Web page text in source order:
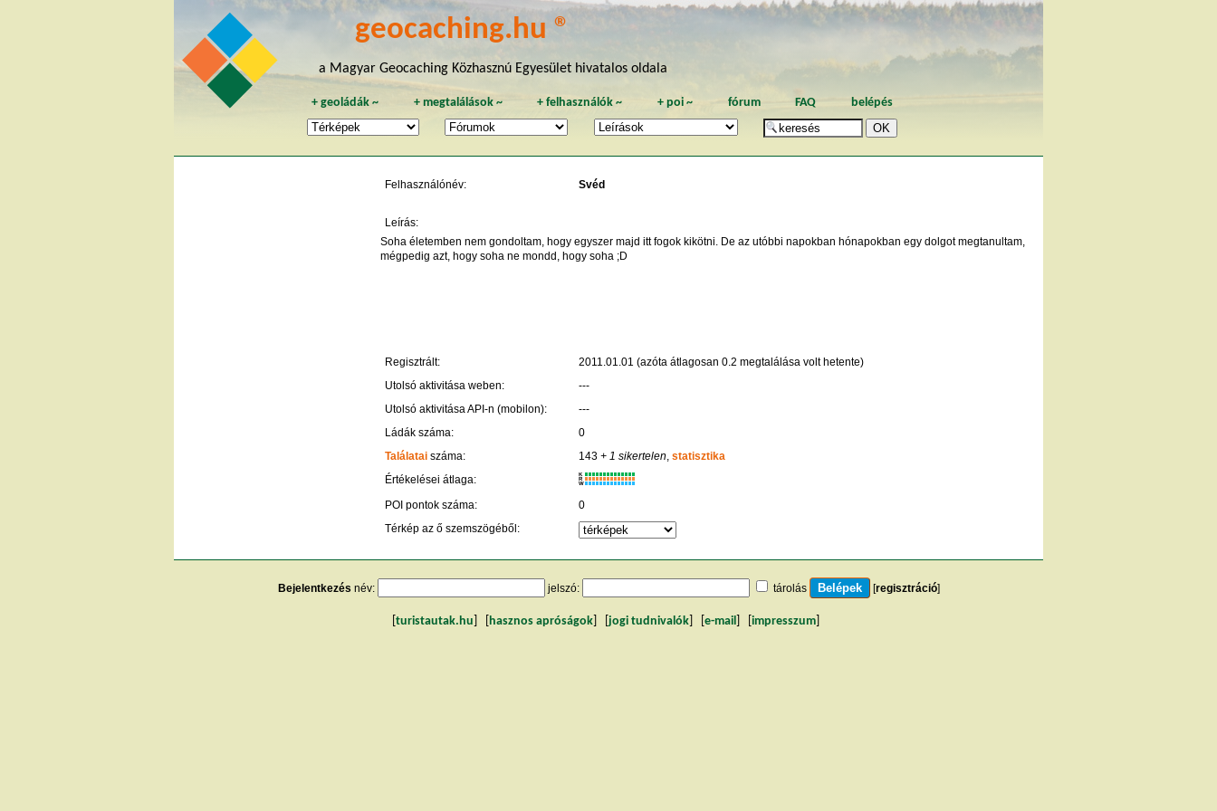
geocaching.hu ®
a Magyar Geocaching Közhasznú Egyesület hivatalos oldala
+geoládák ~ + megtalálások~ +felhasználók ~ + poi~ fórum FAQ belépés
Felhasználónév: Svéd
Leírás:
Soha életemben nem gondoltam, hogy egyszer majd itt fogok kikötni. De az utóbbi napokban hónapokban egy dolgot megtanultam,
mégpedig azt, hogy soha ne mondd, hogy soha ;D
Regisztrált:
2011.01.01 (azóta átlagosan 0.2 megtalálása volt hetente)
Utolsó aktivitása weben:
---
Utolsó aktivitása API-n (mobilon):
---
Ládák száma:
0
Találatai száma: 143+ 1 sikertelen, statisztika
Értékelései átlaga:
K
R
W
POI pontok száma:
0
Térkép az ő szemszögéből:
Bejelentkezés név: jelszó: tárolás [regisztráció]
turistautak.hu hasznos apróságok jogi tudnivalók e-mail impresszum